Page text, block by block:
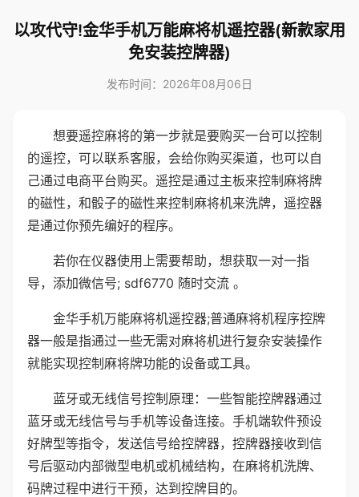
以攻代守!金华手机万能麻将机遥控器(新款家用
免安装控牌器)
发布时间：2026年08月06日
想要遥控麻将的第一步就是要购买一台可以控制
的遥控，可以联系客服，会给你购买渠道，也可以自
己通过电商平台购买。遥控是通过主板来控制麻将牌
的磁性，和骰子的磁性来控制麻将机来洗牌，遥控器
是通过你预先编好的程序。
若你在仪器使用上需要帮助，想获取一对一指
导，添加微信号; sdf6770 随时交流 。
金华手机万能麻将机遥控器;普通麻将机程序控牌
器一般是指通过一些无需对麻将机进行复杂安装操作
就能实现控制麻将牌功能的设备或工具。
蓝牙或无线信号控制原理：一些智能控牌器通过
蓝牙或无线信号与手机等设备连接。手机端软件预设
好牌型等指令，发送信号给控牌器，控牌器接收到信
号后驱动内部微型电机或机械结构，在麻将机洗牌、
码牌过程中进行干预，达到控牌目的。